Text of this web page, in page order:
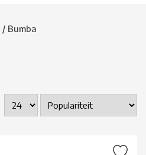
/ Bumba